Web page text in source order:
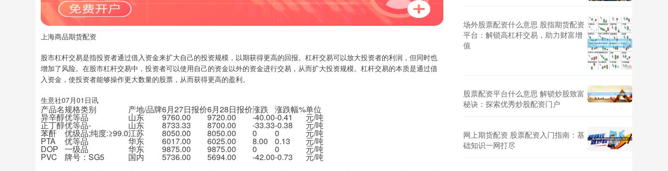
上海商品期货配资
股市杠杆交易是指投资者通过借入资金来扩大自己的投资规模，以期获得更高的回报。杠杆交易可以放大投资者的利润，但同时也
增加了风险。在股市杠杆交易中，投资者可以使用自己的资金以外的资金进行交易，从而扩大投资规模。杠杆交易的本质是通过借
入资金，使投资者能够操作更大数量的股票，从而获得更高的盈利。
生意社07月01日讯
产品名规格类别 产地/品牌6月27日报价6月28日报价涨跌 涨跌幅%单位
异辛醇优等品 山东 9760.00 9720.00 -40.00-0.41 元/吨
正丁醇优等品- 山东 8733.33 8700.00 -33.33-0.38 元/吨
苯酐 优级品;纯度:≥99.0江苏 8050.00 8050.00 0 0 元/吨
PTA 优等品 华东 6017.00 6025.00 8.00 0.13 元/吨
DOP 一级品 华东 9875.00 9875.00 0 0 元/吨
PVC 牌号：SG5 国内 5736.00 5694.00 -42.00-0.73 元/吨
场外股票配资什么意思 股指期货配资
平台：解锁高杠杆交易，助力财富增
值
股票配资平台什么意思 解锁炒股致富
秘诀：探索优秀炒股配资门户
网上期货配资 股票配资入门指南：基
础知识一网打尽